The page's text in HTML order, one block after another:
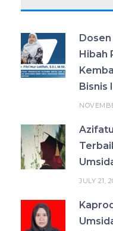
Hibah
Bisnis
JULY 21,